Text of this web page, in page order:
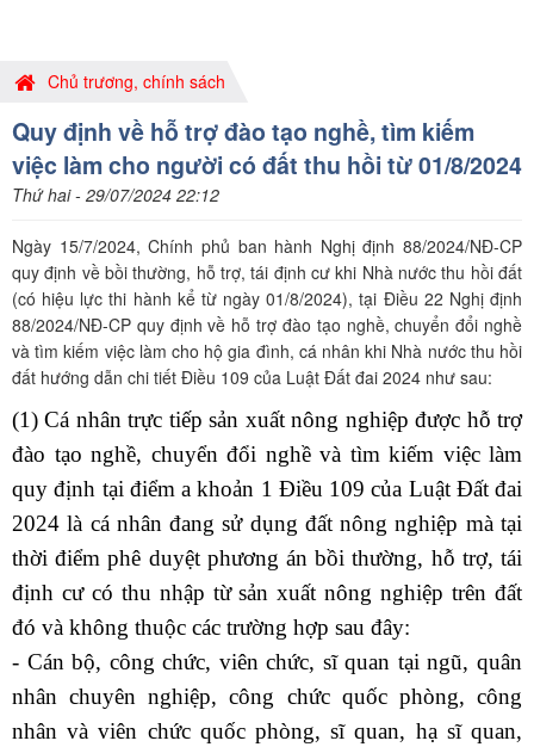
Chủ trương, chính sách
Quy định về hỗ trợ đào tạo nghề, tìm kiếm
việc làm cho người có đất thu hồi từ 01/8/2024
Thứ hai - 29/07/2024 22:12
Ngày 15/7/2024, Chính phủ ban hành Nghị định 88/2024/NĐ-CP
quy định về bồi thường, hỗ trợ, tái định cư khi Nhà nước thu hồi đất
(có hiệu lực thi hành kể từ ngày 01/8/2024), tại Điều 22 Nghị định
88/2024/NĐ-CP quy định về hỗ trợ đào tạo nghề, chuyển đổi nghề
và tìm kiếm việc làm cho hộ gia đình, cá nhân khi Nhà nước thu hồi
đất hướng dẫn chi tiết Điều 109 của Luật Đất đai 2024 như sau:
(1) Cá nhân trực tiếp sản xuất nông nghiệp được hỗ trợ
đào tạo nghề, chuyển đổi nghề và tìm kiếm việc làm
quy định tại điểm a khoản 1 Điều 109 của Luật Đất đai
2024 là cá nhân đang sử dụng đất nông nghiệp mà tại
thời điểm phê duyệt phương án bồi thường, hỗ trợ, tái
định cư có thu nhập từ sản xuất nông nghiệp trên đất
đó và không thuộc các trường hợp sau đây:
- Cán bộ, công chức, viên chức, sĩ quan tại ngũ, quân
nhân chuyên nghiệp, công chức quốc phòng, công
nhân và viên chức quốc phòng, sĩ quan, hạ sĩ quan,